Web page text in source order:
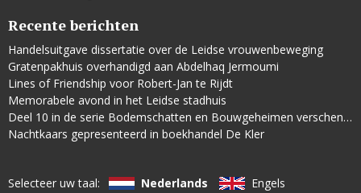
Recente berichten
Handelsuitgave dissertatie over de Leidse vrouwenbeweging
Gratenpakhuis overhandigd aan Abdelhaq Jermoumi
Lines of Friendship voor Robert-Jan te Rijdt
Memorabele avond in het Leidse stadhuis
Deel 10 in de serie Bodemschatten en Bouwgeheimen verschenen
Nachtkaars gepresenteerd in boekhandel De Kler
Selecteer uw taal: Nederlands Engels